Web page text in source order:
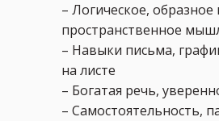
– Логическое, образное
пространственное
– Навыки письма,
на листе
– Богатая речь,
– Самостоятельность,